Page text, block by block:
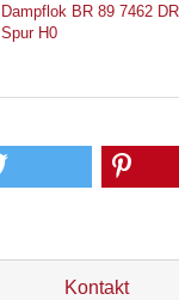
Dampflok BR 89 7462
Spur H0
Kontakt